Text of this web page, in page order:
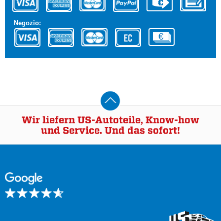
Negozio:
Wir liefern US-Autoteile, Know-how
und Service. Und das sofort!